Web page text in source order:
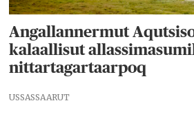
Angallannermut
kalaallisut
nittartagartaarpoq
USSASSAARUT